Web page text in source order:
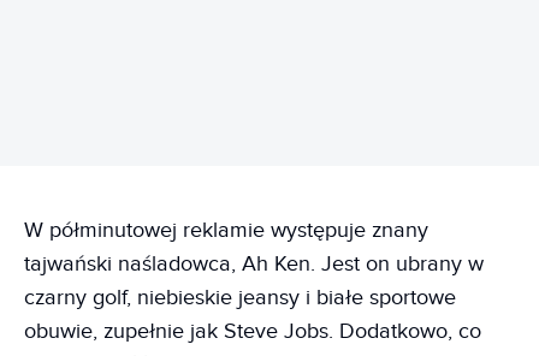
W półminutowej reklamie występuje znany
tajwański naśladowca, Ah Ken. Jest on ubrany w
czarny golf, niebieskie jeansy i białe sportowe
obuwie, zupełnie jak Steve Jobs. Dodatkowo, co